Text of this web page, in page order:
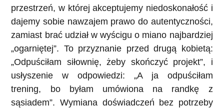
przestrzeń, w której akceptujemy niedoskonałość i
dajemy sobie nawzajem prawo do autentyczności,
zamiast brać udział w wyścigu o miano najbardziej
„ogarniętej”. To przyznanie przed drugą kobietą:
„Odpuściłam siłownię, żeby skończyć projekt”, i
usłyszenie w odpowiedzi: „A ja odpuściłam
trening, bo byłam umówiona na randkę z
sąsiadem”. Wymiana doświadczeń bez potrzeby